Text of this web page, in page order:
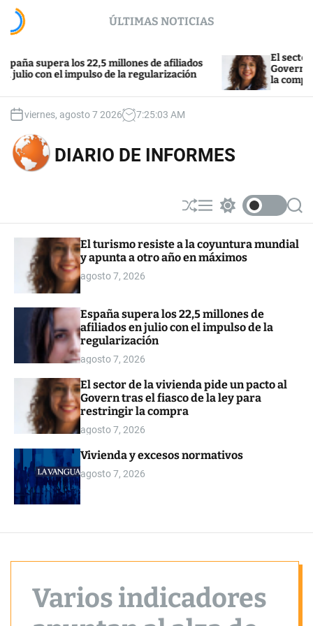
c
ÚLTIMAS NOTICIAS
los 22,5 millones de afiliados
el impulso de la regularización
El sector de la
Govern tras el
la compra
viernes, agosto 7 2026 7:25:04 AM
DIARIO DE INFORMES
S
h
ff
l
M
e
u
w
t
c
o
r
S
e
r
El turismo resiste a la coyuntura mundial
y apunta a otro año en máximos
agosto 7, 2026
España supera los 22,5 millones de
afiliados en julio con el impulso de la
regularización
agosto 7, 2026
El sector de la vivienda pide un pacto al
Govern tras el fiasco de la ley para
restringir la compra
agosto 7, 2026
Vivienda y excesos normativos
agosto 7, 2026
Varios indicadores